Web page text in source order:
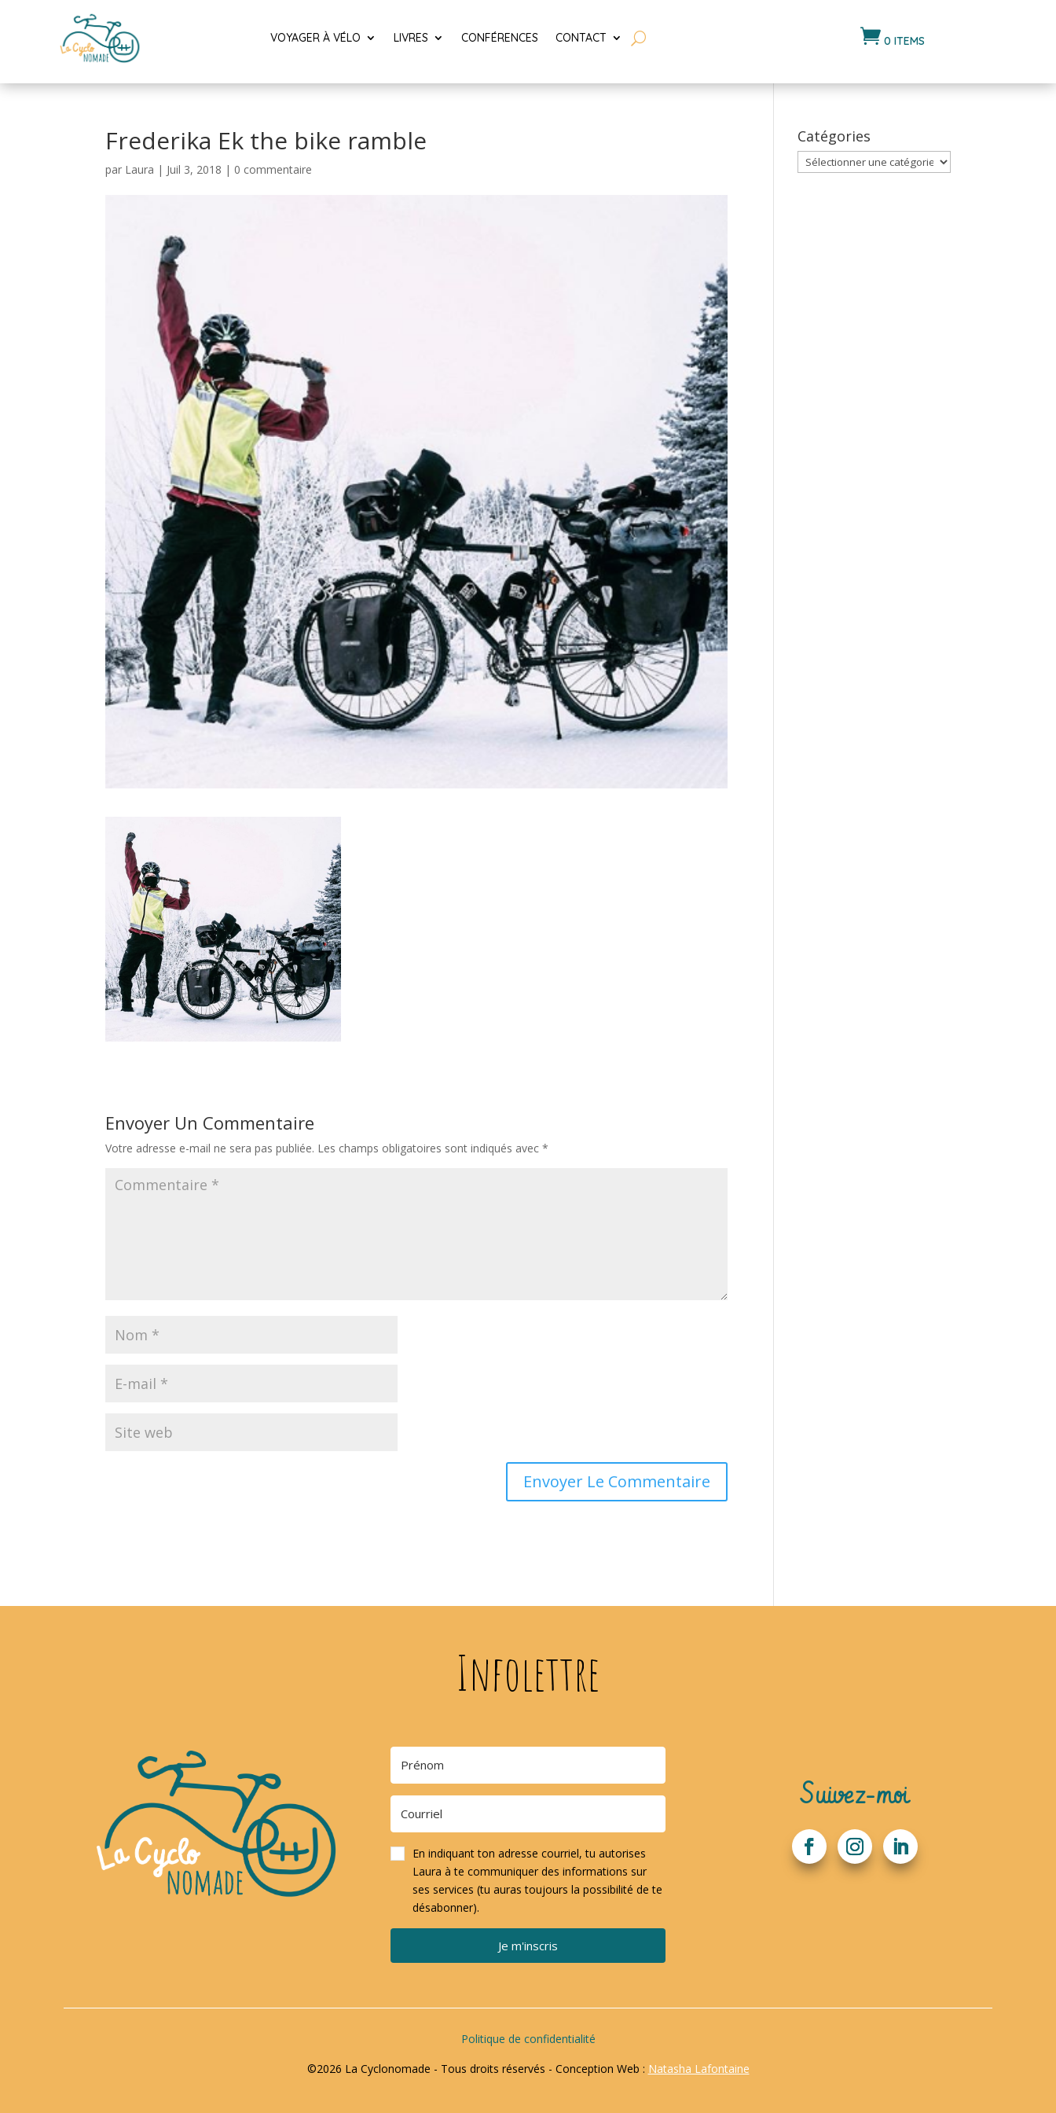
VOYAGER À VÉLO LIVRES CONFÉRENCES CONTACT  0 ITEMS
Frederika Ek the bike ramble
par Laura | Juil 3, 2018 | 0 commentaire
Envoyer Un Commentaire
Votre adresse e-mail ne sera pas publiée. Les champs obligatoires sont indiqués avec*
Catégories
Catégories
Infolettre
En indiquant ton adresse courriel, tu autorises
Laura à te communiquer des informations sur
ses services (tu auras toujours la possibilité de te
désabonner).
Je m'inscris
Suivez-moi
Politique de confidentialité
©2026 La Cyclonomade - Tous droits réservés - Conception Web : Natasha Lafontaine